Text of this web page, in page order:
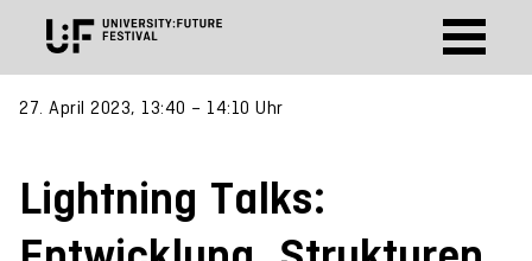
27. April 2023, 13:40 – 14:10 Uhr
Lightning Talks: